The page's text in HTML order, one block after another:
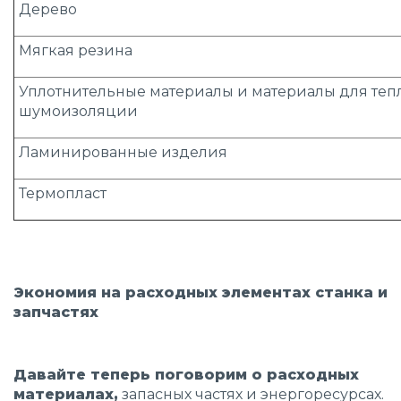
Дерево
Мягкая резина
Уплотнительные материалы и материалы для
шумоизоляции
Ламинированные изделия
Термопласт
Экономия на расходных элементах станка и
запчастях
Давайте теперь поговорим о расходных
материалах, запасных частях и энергоресурсах.